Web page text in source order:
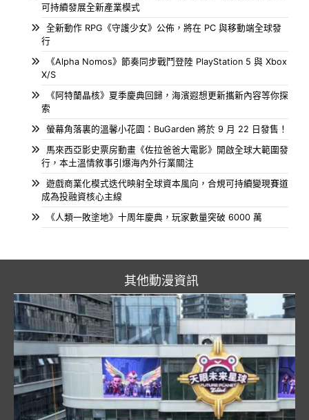
可持續發展全新產業模式
全新動作 RPG《守護少女》公佈，將在 PC 與移動端全球發
行
《Alpha Nomos》節奏同步戰鬥登陸 PlayStation 5 與 Xbox
X/S
《阿特蘭晶核》夏季慶典回歸，海濱遐想更新攜新內容等你探
索
螢幕角落裏的溫馨小花園：BuGarden 將於 9 月 22 日發售！
馬來西亞影史票房動畫《佐拉爸爸大電影》開啟全球大範圍發
行，本土溫情敘事引爆海內外行業關注
遊戲商業化模式迭代映射全球資本風向，合規可持續變現賽道
成為投融資核心主線
《人類一敗塗地》十周年慶典，玩家數量突破 6000 萬
其他動漫資訊